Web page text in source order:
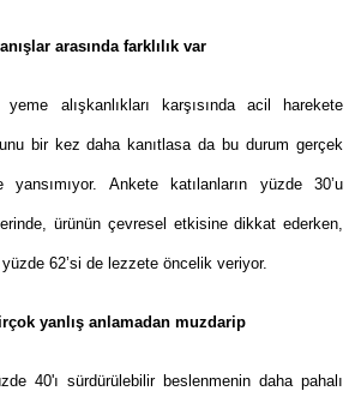
arasında farklılık var
alışkanlıkları karşısında acil harekete
bir kez daha kanıtlasa da bu durum gerçek
yansımıyor. Ankete katılanların yüzde 30’u
ürünün çevresel etkisine dikkat ederken,
62’si de lezzete öncelik veriyor.
yanlış anlamadan muzdarip
40'ı sürdürülebilir beslenmenin daha pahalı